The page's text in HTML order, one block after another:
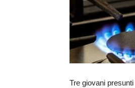
Tre giovani presunti